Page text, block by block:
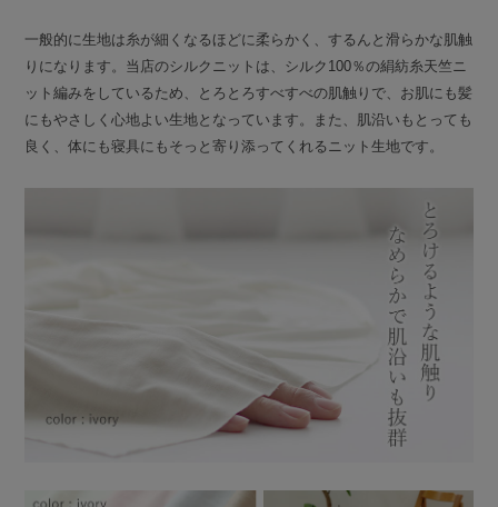
一般的に生地は糸が細くなるほどに柔らかく、するんと滑らかな肌触
りになります。当店のシルクニットは、シルク100％の絹紡糸天竺ニ
ット編みをしているため、とろとろすべすべの肌触りで、お肌にも髪
にもやさしく心地よい生地となっています。また、肌沿いもとっても
良く、体にも寝具にもそっと寄り添ってくれるニット生地です。